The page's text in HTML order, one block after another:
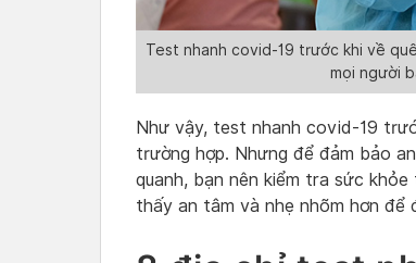
Test nhanh covid-19 trước khi về
mọi người
Như vậy, test nhanh covid-19
trường hợp. Nhưng để đảm bảo
quanh, bạn nên kiểm tra sức
thấy an tâm và nhẹ nhõm hơn